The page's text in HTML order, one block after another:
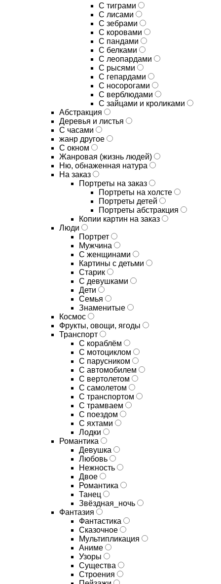
С тиграми
С лисами
С зебрами
С коровами
С пандами
С белками
С леопардами
С рысями
С гепардами
С носорогами
С верблюдами
С зайцами и кроликами
Абстракция
Деревья и листья
С часами
жанр другое
С окном
Жанровая (жизнь людей)
Ню, обнаженная натура
На заказ
Портреты на заказ
Портреты на холсте
Портреты детей
Портреты абстракция
Копии картин на заказ
Люди
Портрет
Мужчина
С женщинами
Картины с детьми
Старик
С девушками
Дети
Семья
Знаменитые
Космос
Фрукты, овощи, ягоды
Транспорт
С кораблём
С мотоциклом
С парусником
С автомобилем
С вертолетом
С самолетом
С транспортом
С трамваем
С поездом
С яхтами
Лодки
Романтика
Девушка
Любовь
Нежность
Двое
Романтика
Танец
Звёздная_ночь
Фантазия
Фантастика
Сказочное
Мультипликация
Аниме
Узоры
Существа
Строения